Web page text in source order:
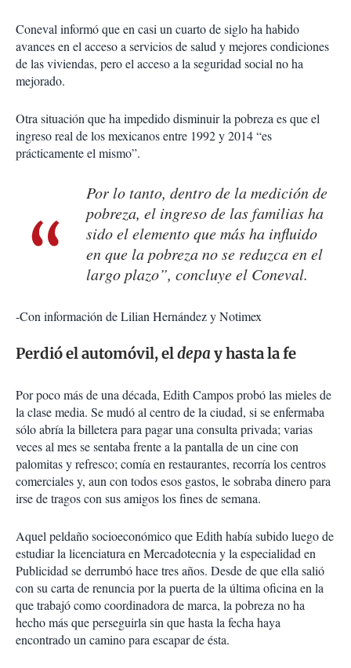
Coneval informó que en casi un cuarto de siglo ha habido
avances en el acceso a servicios de salud y mejores condiciones
de las viviendas, pero el acceso a la seguridad social no ha
mejorado.
Otra situación que ha impedido disminuir la pobreza es que el
ingreso real de los mexicanos entre 1992 y 2014 “es
prácticamente el mismo”.
Por lo tanto, dentro de la medición de
pobreza, el ingreso de las familias ha
sido el elemento que más ha influido
en que la pobreza no se reduzca en el
largo plazo”, concluye el Coneval.
-Con información de Lilian Hernández y Notimex
Perdió el automóvil, eldepay hasta la fe
Por poco más de una década, Edith Campos probó las mieles de
la clase media. Se mudó al centro de la ciudad, si se enfermaba
sólo abría la billetera para pagar una consulta privada; varias
veces al mes se sentaba frente a la pantalla de un cine con
palomitas y refresco; comía en restaurantes, recorría los centros
comerciales y, aun con todos esos gastos, le sobraba dinero para
irse de tragos con sus amigos los fines de semana.
Aquel peldaño socioeconómico que Edith había subido luego de
estudiar la licenciatura en Mercadotecnia y la especialidad en
Publicidad se derrumbó hace tres años. Desde de que ella salió
con su carta de renuncia por la puerta de la última oficina en la
que trabajó como coordinadora de marca, la pobreza no ha
hecho más que perseguirla sin que hasta la fecha haya
encontrado un camino para escapar de ésta.